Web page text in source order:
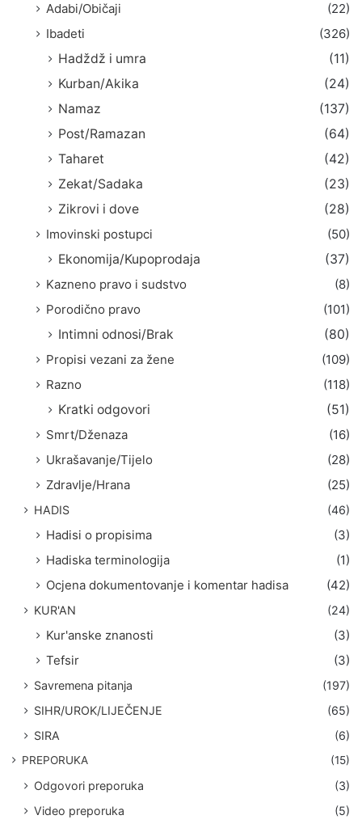
Adabi/Običaji
(22)
Ibadeti
(326)
Hadždž i umra
(11)
Kurban/Akika
(24)
Namaz
(137)
Post/Ramazan
(64)
Taharet
(42)
Zekat/Sadaka
(23)
Zikrovi i dove
(28)
Imovinski postupci
(50)
Ekonomija/Kupoprodaja
(37)
Kazneno pravo i sudstvo
(8)
Porodično pravo
(101)
Intimni odnosi/Brak
(80)
Propisi vezani za žene
(109)
Razno
(118)
Kratki odgovori
(51)
Smrt/Dženaza
(16)
Ukrašavanje/Tijelo
(28)
Zdravlje/Hrana
(25)
HADIS (46)
Hadisi o propisima
(3)
Hadiska terminologija
(1)
Ocjena dokumentovanje i komentar hadisa
(42)
KUR'AN (24)
Kur'anske znanosti
(3)
Tefsir
(3)
Savremena pitanja
(197)
SIHR/UROK/LIJEČENJE
(65)
SIRA
(6)
PREPORUKA (15)
Odgovori preporuka
(3)
Video preporuka
(5)